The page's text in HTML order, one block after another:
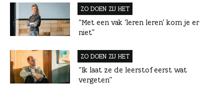
ZO DOEN ZIJ HET
“Met een vak ‘leren leren’ kom je er
niet”
ZO DOEN ZIJ HET
“Ik laat ze de leerstof eerst wat
vergeten”